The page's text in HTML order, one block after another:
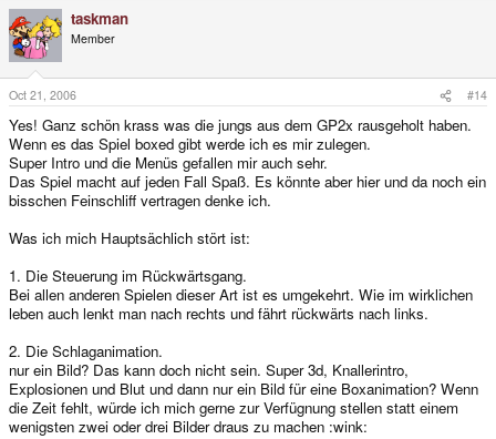
taskman
Member
Oct 21, 2006 #14
Yes! Ganz schön krass was die jungs aus dem GP2x rausgeholt haben.
Wenn es das Spiel boxed gibt werde ich es mir zulegen.
Super Intro und die Menüs gefallen mir auch sehr.
Das Spiel macht auf jeden Fall Spaß. Es könnte aber hier und da noch ein
bisschen Feinschliff vertragen denke ich.
Was ich mich Hauptsächlich stört ist:
1. Die Steuerung im Rückwärtsgang.
Bei allen anderen Spielen dieser Art ist es umgekehrt. Wie im wirklichen
leben auch lenkt man nach rechts und fährt rückwärts nach links.
2. Die Schlaganimation.
nur ein Bild? Das kann doch nicht sein. Super 3d, Knallerintro,
Explosionen und Blut und dann nur ein Bild für eine Boxanimation? Wenn
die Zeit fehlt, würde ich mich gerne zur Verfügnung stellen statt einem
wenigsten zwei oder drei Bilder draus zu machen :wink: